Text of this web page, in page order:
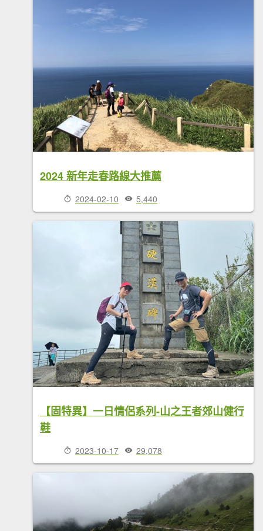
2024 新年走春路線大推薦
2024-02-10 5,440
【固特異】⼀⽇情侶系列-⼭之王者郊⼭健⾏
鞋
2023-10-17 29,078